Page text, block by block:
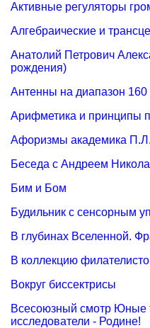
Активные регуляторы
Алгебраические и
Анатолий Петрович
рождения)
Антенны на диапазон 160
Арифметика и принципы
Афоризмы академика
Беседа с Андреем
Бим и Бом
Будильник с сенсорным
В глубинах Вселенной.
В коллекцию
Вокруг биссектрисы
Всесоюзный смотр Юные
исследователи - Родине!